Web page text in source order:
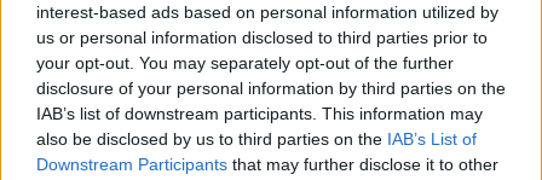
interest-based ads based on personal information utilized by
us or personal information disclosed to third parties prior to
your opt-out. You may separately opt-out of the further
disclosure of your personal information by third parties on the
IAB’s list of downstream participants. This information may
also be disclosed by us to third parties on the IAB’s List of
Downstream Participants that may further disclose it to other